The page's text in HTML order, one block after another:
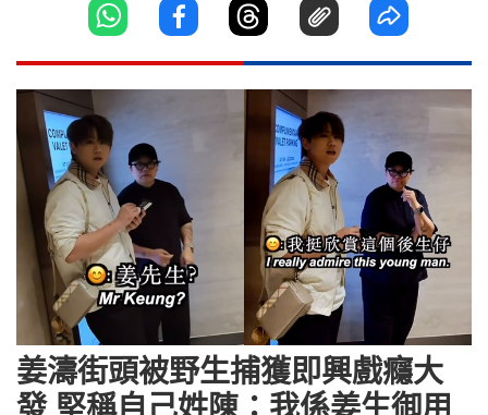
姜濤街頭被野生捕獲即興戲癮大
發 堅稱自己姓陳：我係姜生御用